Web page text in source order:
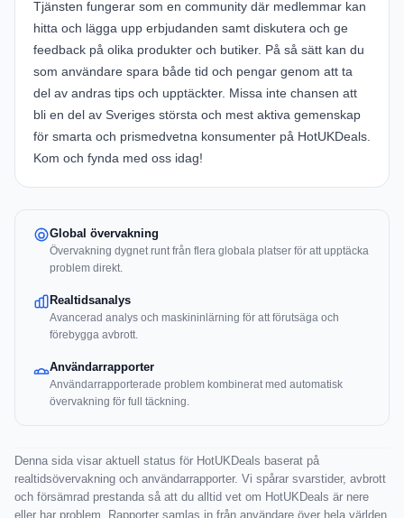
Tjänsten fungerar som en community där medlemmar kan
hitta och lägga upp erbjudanden samt diskutera och ge
feedback på olika produkter och butiker. På så sätt kan du
som användare spara både tid och pengar genom att ta
del av andras tips och upptäckter. Missa inte chansen att
bli en del av Sveriges största och mest aktiva gemenskap
för smarta och prismedvetna konsumenter på HotUKDeals.
Kom och fynda med oss idag!
Global övervakning
Övervakning dygnet runt från flera globala platser för att upptäcka
problem direkt.
Realtidsanalys
Avancerad analys och maskininlärning för att förutsäga och
förebygga avbrott.
Användarrapporter
Användarrapporterade problem kombinerat med automatisk
övervakning för full täckning.
Denna sida visar aktuell status för HotUKDeals baserat på
realtidsövervakning och användarrapporter. Vi spårar svarstider, avbrott
och försämrad prestanda så att du alltid vet om HotUKDeals är nere
eller har problem. Rapporter samlas in från användare över hela världen